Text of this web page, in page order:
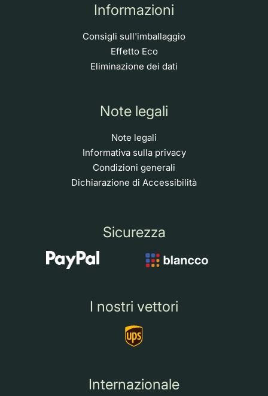
Informazioni
Consigli sull'imballaggio
Effetto Eco
Eliminazione dei dati
Note legali
Note legali
Informativa sulla privacy
Condizioni generali
Dichiarazione di Accessibilità
Sicurezza
I nostri vettori
Internazionale